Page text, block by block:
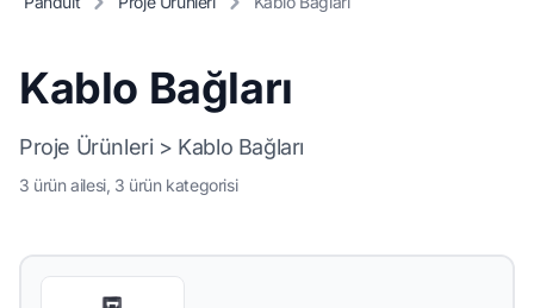
Kablo Bağları
Proje Ürünleri > Kablo Bağları
3 ürün ailesi, 3 ürün kategorisi